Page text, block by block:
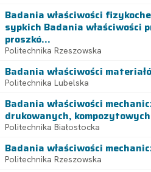
Badania właściwości
sypkich Badania właściwości
proszkó...
Politechnika Rzeszowska
Badania właściwości
Politechnika Lubelska
Badania właściwości
drukowanych,
Politechnika Białostocka
Badania właściwości
Politechnika Rzeszowska